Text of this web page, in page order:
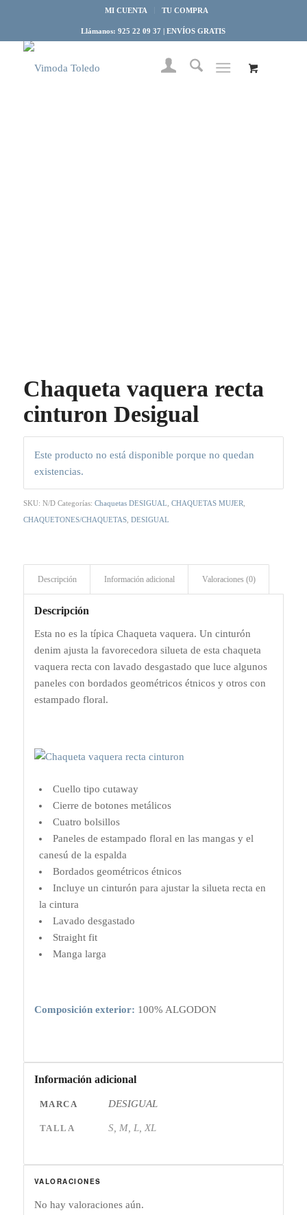
MI CUENTA TU COMPRA
Llámanos: 925 22 09 37 | ENVÍOS GRATIS
Chaqueta vaquera recta
cinturon Desigual
Este producto no está disponible porque no quedan
existencias.
SKU: N/D Categorías: Chaquetas DESIGUAL CHAQUETAS MUJER
CHAQUETONES/CHAQUETAS, DESIGUAL
Descripción Información adicional Valoraciones (0)
Descripción
Esta no es la típica Chaqueta vaquera. Un cinturón
denim ajusta la favorecedora silueta de esta chaqueta
vaquera recta con lavado desgastado que luce algunos
paneles con bordados geométricos étnicos y otros con
estampado floral.
Cuello tipo cutaway
Cierre de botones metálicos
Cuatro bolsillos
Paneles de estampado floral en las mangas y el
canesú de la espalda
Bordados geométricos étnicos
Incluye un cinturón para ajustar la silueta recta en
la cintura
Lavado desgastado
Straight fit
Manga larga
Composición exterior: 100% ALGODON
Información adicional
MARCA DESIGUAL
TALLA S, M, L, XL
VALORACIONES
No hay valoraciones aún.